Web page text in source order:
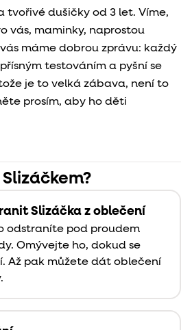
tvořivé dušičky od 3 let. Víme,
vás, maminky, naprostou
máme dobrou zprávu: každý
testováním a pyšní se
je to velká zábava, není to
prosím, aby ho děti
Slizáčka z oblečení
odstraníte pod proudem
Omývejte ho, dokud se
Až pak můžete dát oblečení